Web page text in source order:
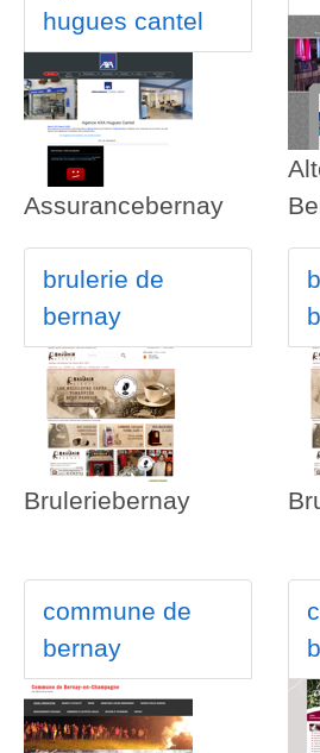
hugues cantel
Assurancebernay
brulerie de
bernay
Bruleriebernay
commune de
bernay